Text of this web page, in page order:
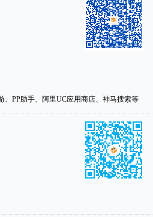
、PP助手、阿里UC应用商店、神马搜索等